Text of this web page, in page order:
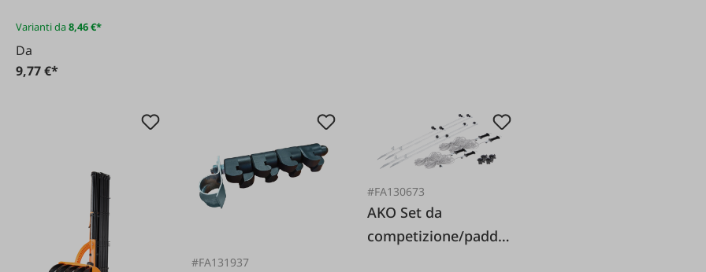
Varianti da8,46 €*
Da
9,77 €*
#FA131937
#FA130673
AKO Set da
competizione/paddo